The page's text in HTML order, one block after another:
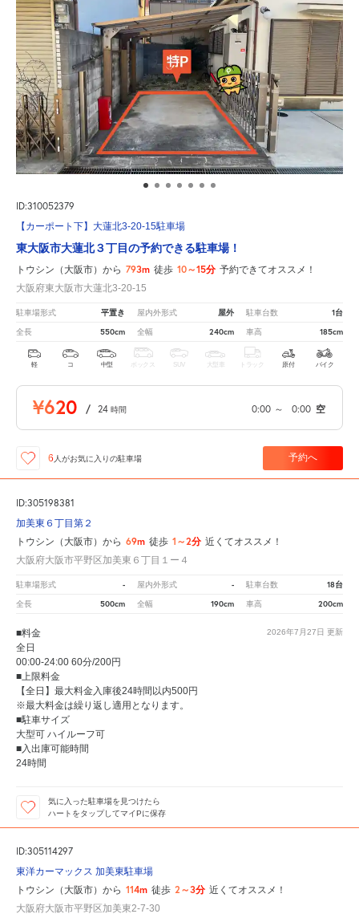
ID:310052379
【カーポート下】大蓮北3-20-15駐車場
東大阪市大蓮北３丁目の予約できる駐車場！
トウシン（大阪市）から 793m 徒歩 10～15分 予約できてオススメ！
大阪府東大阪市大蓮北3-20-15
駐車場形式 平置き 屋内外形式 屋外 駐車台数 1台
全長 550cm 全幅 240cm 車高 185cm
軽 コ 中型 ボックス SUV 大型車 トラック 原付 バイク
¥620 / 24 時間 0:00 ～ 0:00 空
6 人がお気に入りの駐車場 予約へ
ID:305198381
加美東６丁目第２
トウシン（大阪市）から 69m 徒歩 1～2分 近くてオススメ！
大阪府大阪市平野区加美東６丁目１ー４
駐車場形式 - 屋内外形式 - 駐車台数 18台
全長 500cm 全幅 190cm 車高 200cm
2026年7月27日 更新
■料金
全日
00:00-24:00 60分/200円
■上限料金
【全日】最大料金入庫後24時間以内500円
※最大料金は繰り返し適用となります。
■駐車サイズ
大型可 ハイルーフ可
■入出庫可能時間
24時間
気に入った駐車場を見つけたら
ハートをタップしてマイPに保存
ID:305114297
東洋カーマックス 加美東駐車場
トウシン（大阪市）から 114m 徒歩 2～3分 近くてオススメ！
大阪府大阪市平野区加美東2-7-30